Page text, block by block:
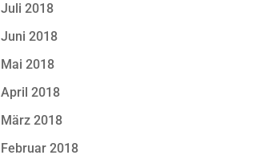
Juli 2018
Juni 2018
Mai 2018
April 2018
März 2018
Februar 2018